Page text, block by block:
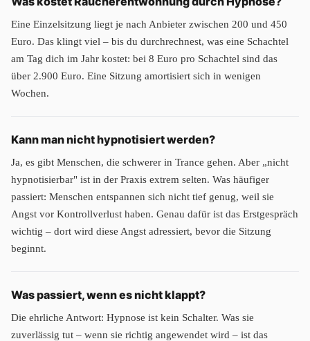
Eine Einzelsitzung liegt je nach Anbieter zwischen 200 und 450
Euro. Das klingt viel – bis du durchrechnest, was eine Schachtel
am Tag dich im Jahr kostet: bei 8 Euro pro Schachtel sind das
über 2.900 Euro. Eine Sitzung amortisiert sich in wenigen
Wochen.
Kann man nicht hypnotisiert werden?
Ja, es gibt Menschen, die schwerer in Trance gehen. Aber „nicht
hypnotisierbar" ist in der Praxis extrem selten. Was häufiger
passiert: Menschen entspannen sich nicht tief genug, weil sie
Angst vor Kontrollverlust haben. Genau dafür ist das Erstgespräch
wichtig – dort wird diese Angst adressiert, bevor die Sitzung
beginnt.
Was passiert, wenn es nicht klappt?
Die ehrliche Antwort: Hypnose ist kein Schalter. Was sie
zuverlässig tut – wenn sie richtig angewendet wird – ist das